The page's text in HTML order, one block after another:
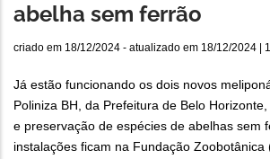
abelha sem ferrão
criado em 18/12/2024 - atualizado em 18/12/2024 |
Já estão funcionando os dois novos
Poliniza BH, da Prefeitura de Belo
e preservação de espécies de abelhas sem
instalações ficam na Fundação Zoobotânica